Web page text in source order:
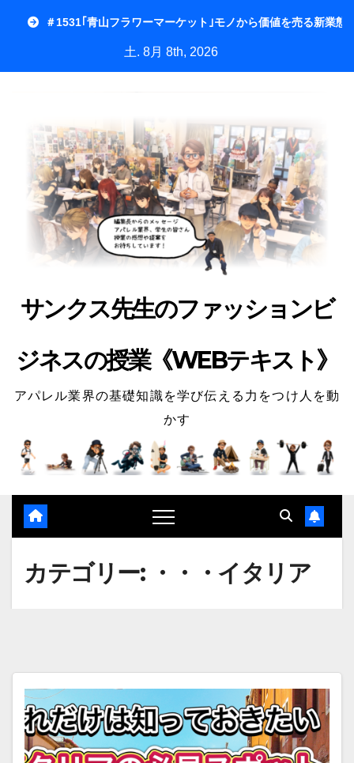
＃1531｢青山フラワーマーケット｣モノから価値を売る新業態
土. 8月 8th, 2026
サンクス先生のファッションビ
ジネスの授業《WEBテキスト》
アパレル業界の基礎知識を学び伝える力をつけ人を動
かす
カテゴリー: ・・・イタリア